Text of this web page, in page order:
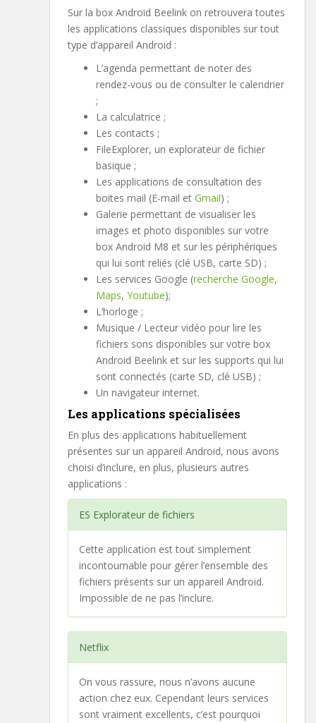
Sur la box Android Beelink on retrouvera toutes
les applications classiques disponibles sur tout
type d’appareil Android :
L’agenda permettant de noter des
rendez-vous ou de consulter le calendrier
;
La calculatrice ;
Les contacts ;
FileExplorer, un explorateur de fichier
basique ;
Les applications de consultation des
boites mail (E-mail et Gmail) ;
Galerie permettant de visualiser les
images et photo disponibles sur votre
box Android M8 et sur les périphériques
qui lui sont reliés (clé USB, carte SD) ;
Les services Google (recherche Google,
Maps, Youtube);
L’horloge ;
Musique / Lecteur vidéo pour lire les
fichiers sons disponibles sur votre box
Android Beelink et sur les supports qui lui
sont connectés (carte SD, clé USB) ;
Un navigateur internet.
Les applications spécialisées
En plus des applications habituellement
présentes sur un appareil Android, nous avons
choisi d’inclure, en plus, plusieurs autres
applications :
ES Explorateur de fichiers
Cette application est tout simplement
incontournable pour gérer l’ensemble des
fichiers présents sur un appareil Android.
Impossible de ne pas l’inclure.
Netflix
On vous rassure, nous n’avons aucune
action chez eux. Cependant leurs services
sont vraiment excellents, c’est pourquoi